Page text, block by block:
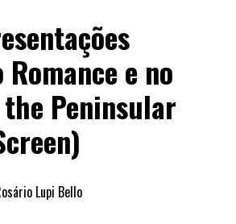
e no
Peninsular
Lupi Bello